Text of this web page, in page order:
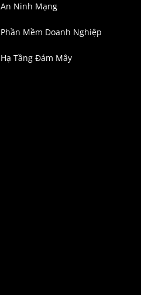
An Ninh Mạng
Phần Mềm Doanh Nghiệp
Hạ Tầng Đám Mây